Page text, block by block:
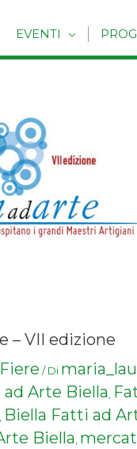
EVENTI
– VII edizione
/ Di
Arte Biella,
, Biella Fatti ad
Biella,